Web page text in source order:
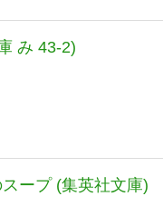
み 43-2)
ープ (集英社文庫)